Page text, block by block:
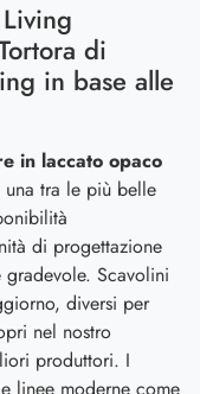
di
in base alle
in laccato opaco
tra le più belle
di progettazione
Scavolini
diversi per
nel nostro
produttori. I